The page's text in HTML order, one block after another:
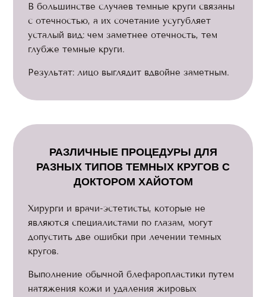
В большинстве случаев темные круги связаны
с отечностью, а их сочетание усугубляет
усталый вид: чем заметнее отечность, тем
глубже темные круги.
Результат: лицо выглядит вдвойне заметным.
РАЗЛИЧНЫЕ ПРОЦЕДУРЫ ДЛЯ
РАЗНЫХ ТИПОВ ТЕМНЫХ КРУГОВ С
ДОКТОРОМ ХАЙОТОМ
Хирурги и врачи-эстетисты, которые не
являются специалистами по глазам, могут
допустить две ошибки при лечении темных
кругов.
Выполнение обычной блефаропластики путем
натяжения кожи и удаления жировых